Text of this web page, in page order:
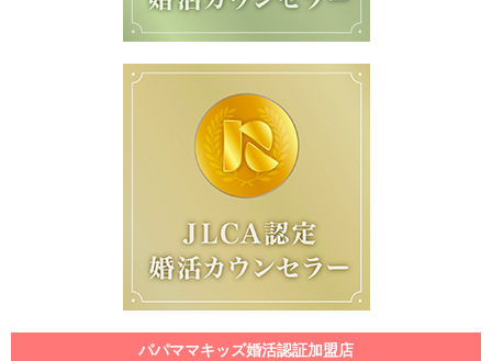
パパママキッズ婚活認証加盟店